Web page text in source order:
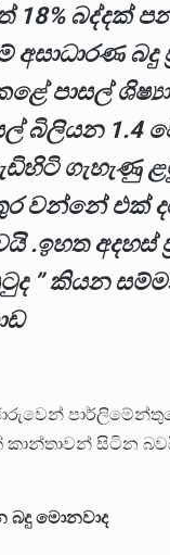
18% බද්දක්
අසාධාරණ
පාසල්
බිලියන 1.4
ගැහැණු
වන්නේ එක්
.ඉහත අදහස්
” කියන
සිටින
බදු මොනවාද